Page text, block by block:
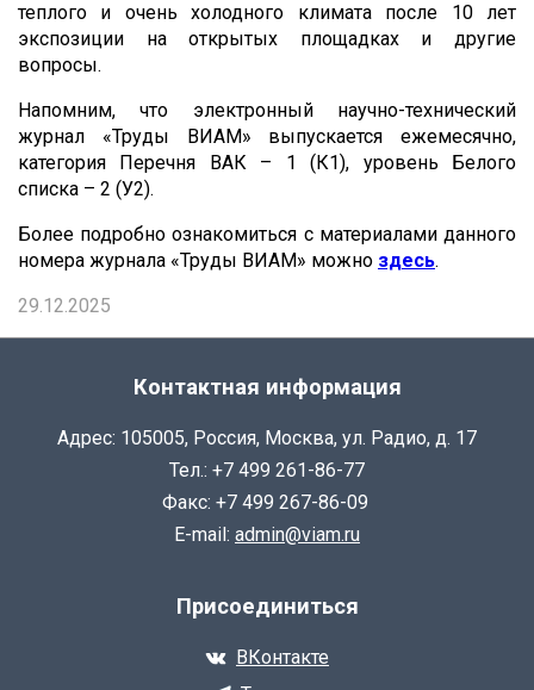
теплого и очень холодного климата после 10 лет
экспозиции на открытых площадках и другие
вопросы.
Напомним, что электронный научно-технический
журнал «Труды ВИАМ» выпускается ежемесячно,
категория Перечня ВАК – 1 (К1), уровень Белого
списка – 2 (У2).
Более подробно ознакомиться с материалами данного
номера журнала «Труды ВИАМ» можно здесь.
29.12.2025
Контактная информация
Адрес: 105005, Россия, Москва, ул. Радио, д. 17
Тел.: +7 499 261-86-77
Факс: +7 499 267-86-09
E-mail: admin@viam.ru
Присоединиться
ВКонтакте